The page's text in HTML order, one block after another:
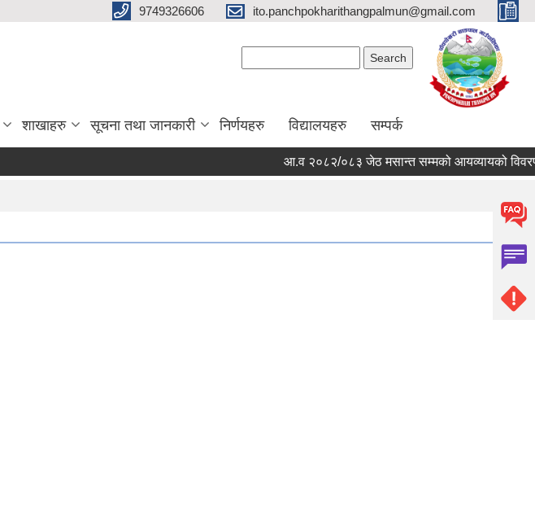
9749326606 ito.panchpokharithangpalmun@gmail.com
शाखाहरु सूचना तथा जानकारी निर्णयहरु विद्यालयहरु सम्पर्क
आ.व २०८२/०८३ जेठ मसान्त सम्मको आयव्यायको विवरण र